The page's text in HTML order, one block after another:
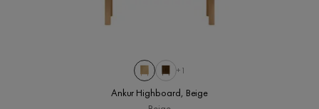
+1
Ankur Highboard, Beige